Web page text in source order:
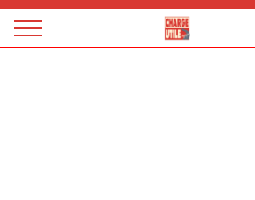
Magazine
Panneau de gestion des cookies